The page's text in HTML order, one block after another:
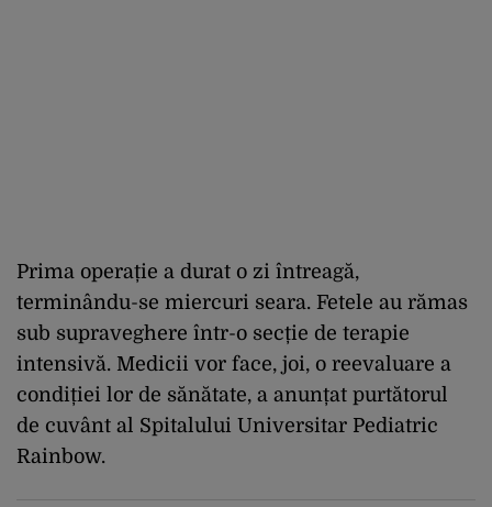
Prima operație a durat o zi întreagă,
terminându-se miercuri seara. Fetele au rămas
sub supraveghere într-o secție de terapie
intensivă. Medicii vor face, joi, o reevaluare a
condiției lor de sănătate, a anunțat purtătorul
de cuvânt al Spitalului Universitar Pediatric
Rainbow.